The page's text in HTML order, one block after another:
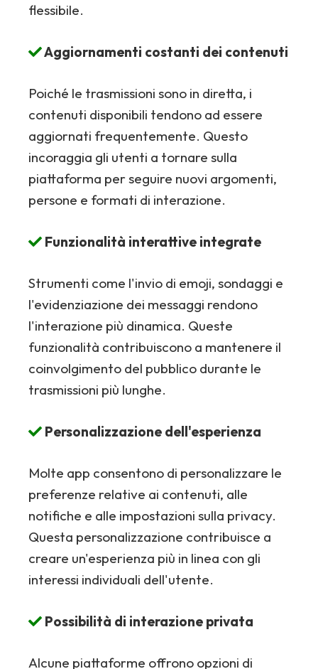
flessibile.
Aggiornamenti costanti dei contenuti
Poiché le trasmissioni sono in diretta, i
contenuti disponibili tendono ad essere
aggiornati frequentemente. Questo
incoraggia gli utenti a tornare sulla
piattaforma per seguire nuovi argomenti,
persone e formati di interazione.
Funzionalità interattive integrate
Strumenti come l'invio di emoji, sondaggi e
l'evidenziazione dei messaggi rendono
l'interazione più dinamica. Queste
funzionalità contribuiscono a mantenere il
coinvolgimento del pubblico durante le
trasmissioni più lunghe.
Personalizzazione dell'esperienza
Molte app consentono di personalizzare le
preferenze relative ai contenuti, alle
notifiche e alle impostazioni sulla privacy.
Questa personalizzazione contribuisce a
creare un'esperienza più in linea con gli
interessi individuali dell'utente.
Possibilità di interazione privata
Alcune piattaforme offrono opzioni di